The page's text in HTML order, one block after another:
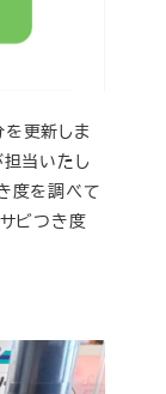
更新しま
担当いたし
度を調べて
ビつき度